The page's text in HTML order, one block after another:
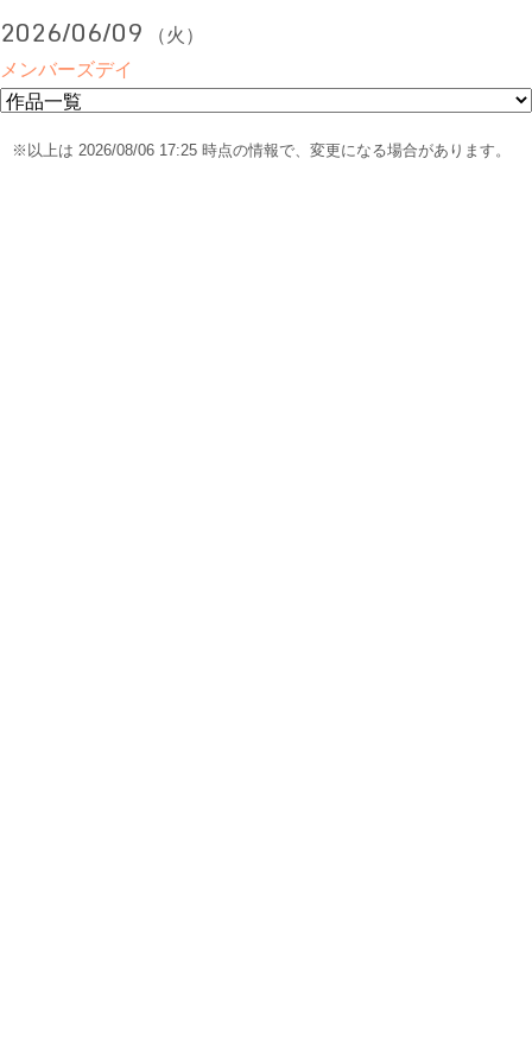
2026/06/09 （火）
メンバーズデイ
※以上は 2026/08/06 17:25 時点の情報で、変更になる場合があります。